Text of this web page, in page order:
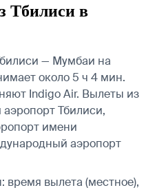
Тбилиси в
— Мумбаи на
около 5 ч 4 мин.
Indigo Air. Вылеты из
Тбилиси,
имени
аэропорт
время вылета (местное),